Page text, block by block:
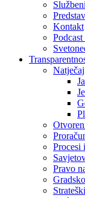
Kontakt
Procesi
Pravo